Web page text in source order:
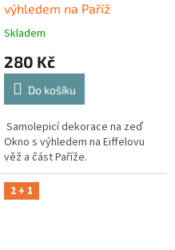
výhledem na Paříž
Skladem
280 Kč
Do košíku
Samolepicí dekorace na zeď
Okno s výhledem na Eiffelovu
věž a část Paříže.
2 + 1